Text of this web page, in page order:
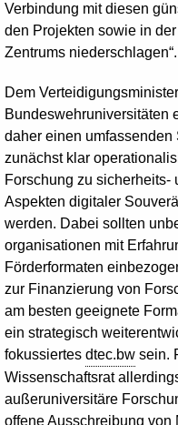
Verbindung mit diesen
den Projekten sowie in
Zentrums niederschlagen“.
Dem
Bundeswehruniversitäten
daher einen umfassenden
zunächst klar
Forschung zu sicherheits-
Aspekten digitaler
werden. Dabei sollten
organisationen mit
Förderformaten
zur Finanzierung von
am besten geeignete
ein strategisch
fokussiertes dtec.bw sein.
Wissenschaftsrat
außeruniversitäre
offene Ausschreibung von